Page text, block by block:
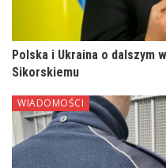
Polska i Ukraina o dalszym
Sikorskiemu
WIADOMOŚCI